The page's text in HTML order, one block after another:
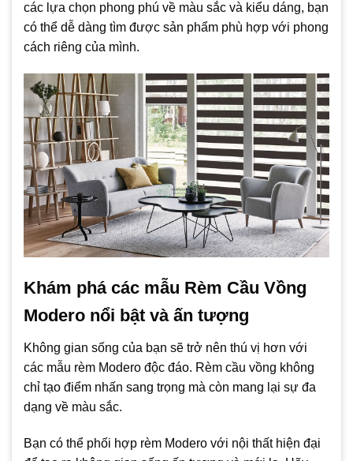
các lựa chọn phong phú về màu sắc và kiểu dáng, bạn
có thể dễ dàng tìm được sản phẩm phù hợp với phong
cách riêng của mình.
Khám phá các mẫu Rèm Cầu Vồng
Modero nổi bật và ấn tượng
Không gian sống của bạn sẽ trở nên thú vị hơn với
các mẫu rèm Modero độc đáo. Rèm cầu vồng không
chỉ tạo điểm nhấn sang trọng mà còn mang lại sự đa
dạng về màu sắc.
Bạn có thể phối hợp rèm Modero với nội thất hiện đại